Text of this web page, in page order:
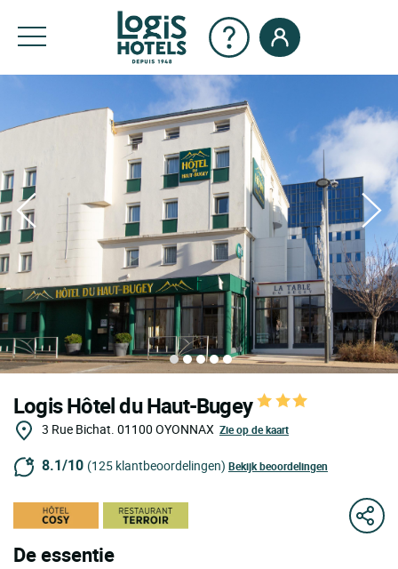
Logis Hôtel du Haut-Bugey
3 Rue Bichat. 01100 OYONNAX Zie op de kaart
8.1/10 (125 klantbeoordelingen) Bekijk beoordelingen
De essentie